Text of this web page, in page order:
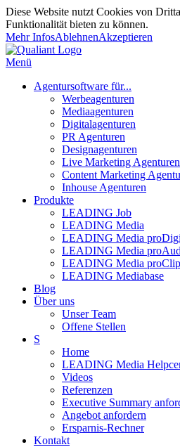
Diese Website nutzt Cookies von
Funktionalität bieten zu können.
Mehr InfosAblehnenAkzeptieren
Menü
Agentursoftware für...
Werbeagenturen
Mediaagenturen
Digitalagenturen
PR Agenturen
Designagenturen
Live Marketing Agenturen
Content Marketing
Inhouse Agenturen
Produkte
LEADING Job
LEADING Media
LEADING Media proDigi
LEADING Media
LEADING Media
LEADING Mediabase
Blog
Über uns
Unser Team
Offene Stellen
S
Home
LEADING Media
Videos
Referenzen
Executive Summary
Angebot anfordern
Ersparnis-Rechner
Kontakt